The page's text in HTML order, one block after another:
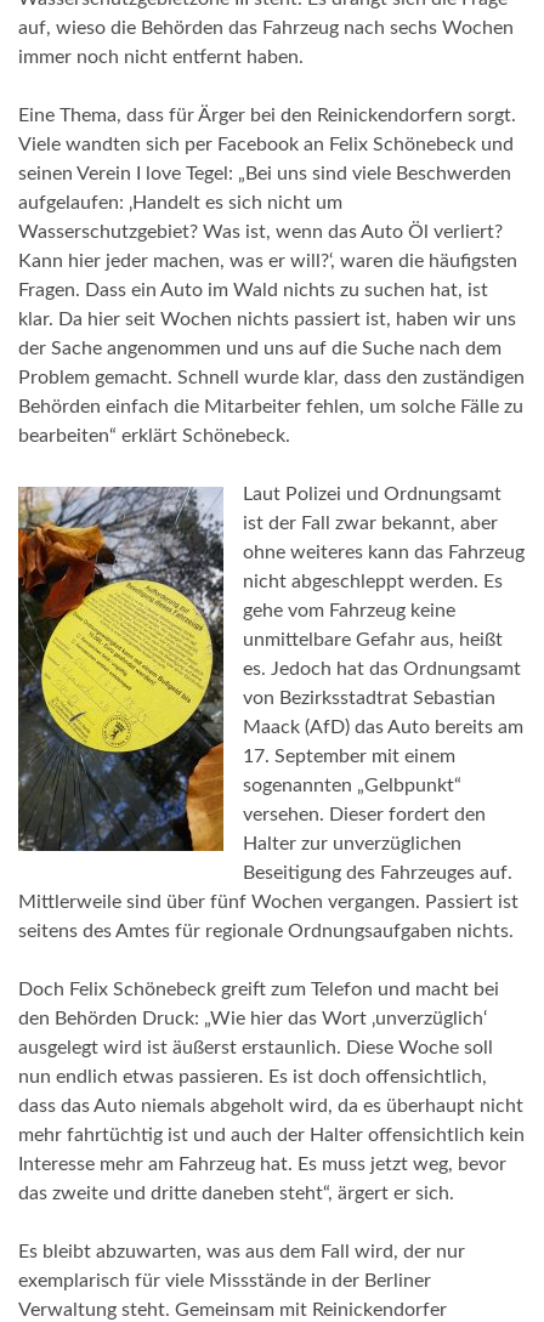
auf, wieso die Behörden das Fahrzeug nach sechs Wochen
immer noch nicht entfernt haben.
Eine Thema, dass für Ärger bei den Reinickendorfern sorgt.
Viele wandten sich per Facebook an Felix Schönebeck und
seinen Verein I love Tegel: „Bei uns sind viele Beschwerden
aufgelaufen: ‚Handelt es sich nicht um
Wasserschutzgebiet? Was ist, wenn das Auto Öl verliert?
Kann hier jeder machen, was er will?‘, waren die häufigsten
Fragen. Dass ein Auto im Wald nichts zu suchen hat, ist
klar. Da hier seit Wochen nichts passiert ist, haben wir uns
der Sache angenommen und uns auf die Suche nach dem
Problem gemacht. Schnell wurde klar, dass den zuständigen
Behörden einfach die Mitarbeiter fehlen, um solche Fälle zu
bearbeiten“ erklärt Schönebeck.
Laut Polizei und Ordnungsamt
ist der Fall zwar bekannt, aber
ohne weiteres kann das Fahrzeug
nicht abgeschleppt werden. Es
gehe vom Fahrzeug keine
unmittelbare Gefahr aus, heißt
es. Jedoch hat das Ordnungsamt
von Bezirksstadtrat Sebastian
Maack (AfD) das Auto bereits am
17. September mit einem
sogenannten „Gelbpunkt“
versehen. Dieser fordert den
Halter zur unverzüglichen
Beseitigung des Fahrzeuges auf.
Mittlerweile sind über fünf Wochen vergangen. Passiert ist
seitens des Amtes für regionale Ordnungsaufgaben nichts.
Doch Felix Schönebeck greift zum Telefon und macht bei
den Behörden Druck: „Wie hier das Wort ‚unverzüglich‘
ausgelegt wird ist äußerst erstaunlich. Diese Woche soll
nun endlich etwas passieren. Es ist doch offensichtlich,
dass das Auto niemals abgeholt wird, da es überhaupt nicht
mehr fahrtüchtig ist und auch der Halter offensichtlich kein
Interesse mehr am Fahrzeug hat. Es muss jetzt weg, bevor
das zweite und dritte daneben steht“, ärgert er sich.
Es bleibt abzuwarten, was aus dem Fall wird, der nur
exemplarisch für viele Missstände in der Berliner
Verwaltung steht. Gemeinsam mit Reinickendorfer